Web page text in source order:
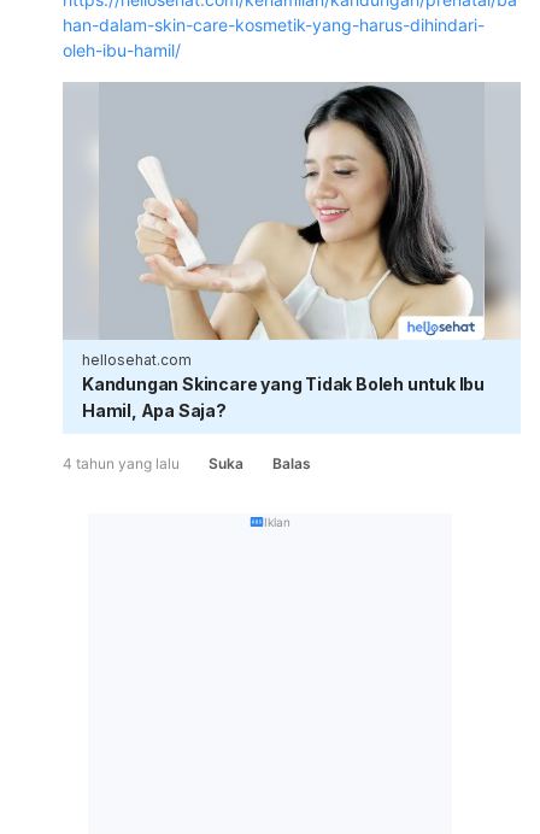
han-dalam-skin-care-kosmetik-yang-harus-dihindari-
oleh-ibu-hamil/
hellosehat.com
Kandungan Skincare yang Tidak Boleh untuk Ibu
Hamil, Apa Saja?
4 tahun yang lalu Suka Balas
Iklan